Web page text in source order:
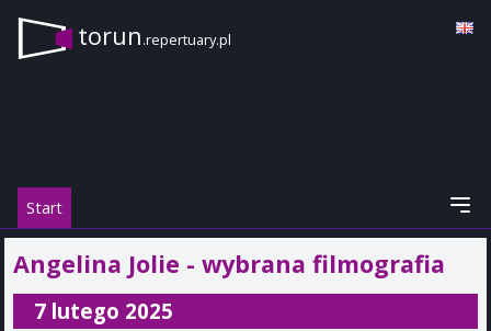
torun.repertuary.pl
Start
Angelina Jolie - wybrana filmografia
7 lutego 2025